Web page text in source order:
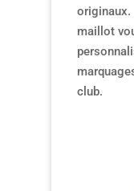
originaux.
maillot
club.